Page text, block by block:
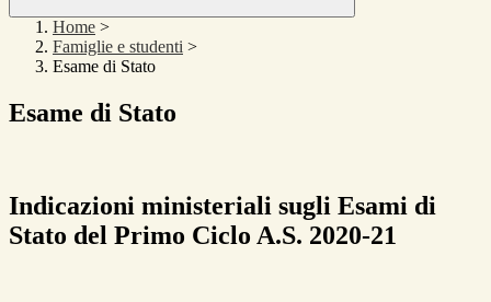
Home >
Famiglie e studenti >
Esame di Stato
Esame di Stato
Indicazioni ministeriali sugli Esami di
Stato del Primo Ciclo A.S. 2020-21